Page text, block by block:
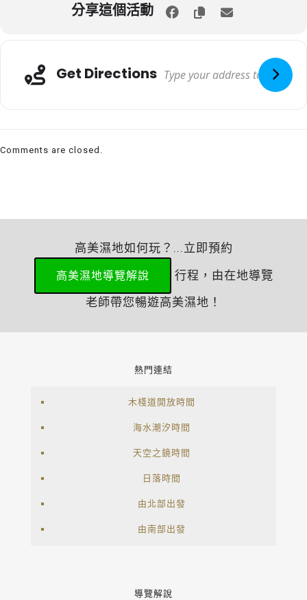
分享這個活動
Get Directions
Comments are closed.
高美濕地如何玩？...立即預約
高美濕地導覽解說
行程，由在地導覽
老師帶您暢遊高美濕地！
熱門連結
木棧道開放時間
海水潮汐時間
天空之鏡時間
日落時間
由北部出發
由南部出發
導覽解說